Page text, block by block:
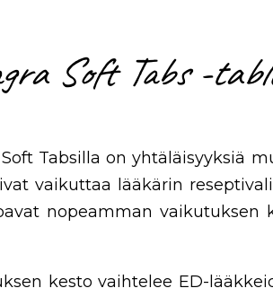
Soft Tabs -
Tabsilla on yhtäläisyyksiä
vaikuttaa lääkärin
nopeamman
kesto vaihtelee ED-